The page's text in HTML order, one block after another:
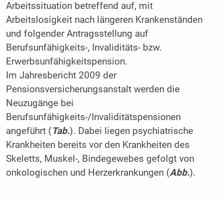
Arbeitssituation betreffend auf, mit
Arbeitslosigkeit nach längeren Krankenständen
und folgender Antragsstellung auf
Berufsunfähigkeits-, Invaliditäts- bzw.
Erwerbsunfähigkeitspension.
Im Jahresbericht 2009 der
Pensionsversicherungsanstalt werden die
Neuzugänge bei
Berufsunfähigkeits-/Invaliditätspensionen
angeführt (Tab.). Dabei liegen psychiatrische
Krankheiten bereits vor den Krankheiten des
Skeletts, Muskel-, Bindegewebes gefolgt von
onkologischen und Herzerkrankungen (Abb.).